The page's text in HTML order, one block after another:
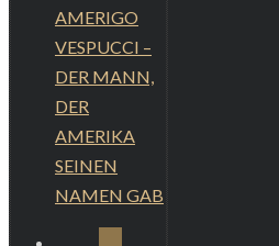
AMERIGO
VESPUCCI –
DER MANN,
DER
AMERIKA
SEINEN
NAMEN GAB